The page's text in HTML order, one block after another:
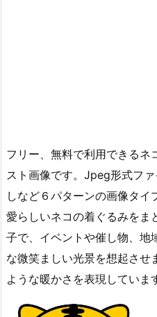
フリー、無料で利用できるネ
スト画像です。Jpeg形式フ
しなど６パターンの画像タイ
愛らしいネコの着ぐるみをま
子で、イベントや催し物、地
な微笑ましい光景を想起させ
ような暖かさを表現していま